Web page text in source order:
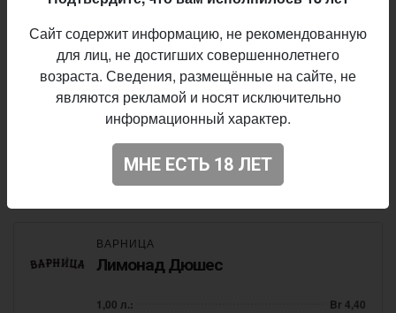
Grimbergen Double-Ambrée
Belgian Dubbel• 6,5% ABV • 22 IBU
1,00 л.: Br 16,00
ВАРНИЦА
Лимонад Тархун
1,00 л.:
ВАРНИЦА
Лимонад Дюшес
1,00 л.: Br 4,40
Сайт содержит информацию, не рекомендованную
для лиц, не достигших совершеннолетнего
возраста. Сведения, размещённые на сайте, не
являются рекламой и носят исключительно
информационный характер.
МНЕ ЕСТЬ 18 ЛЕТ